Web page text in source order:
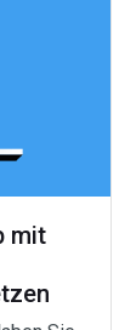
mit